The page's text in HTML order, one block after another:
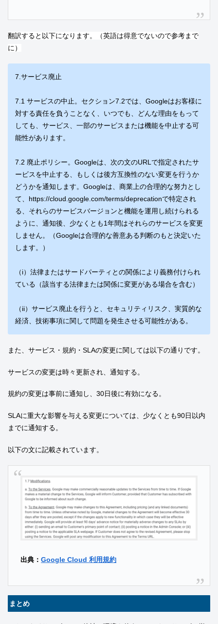
翻訳すると以下になります。（英語は得意でないので参考まで
に）
7.サービス廃止
7.1 サービスの中止。セクション7.2では、Googleはお客様に
対する責任を負うことなく、いつでも、どんな理由をもって
しても、サービス、一部のサービスまたは機能を中止する可
能性があります。
7.2 廃止ポリシー。Googleは、次の文のURLで指定されたサ
ービスを中止する、もしくは後方互換性のない変更を行うか
どうかを通知します。Googleは、商業上の合理的な努力とし
て、https://cloud.google.com/terms/deprecationで特定され
る、それらのサービスバージョンと機能を運用し続けられる
ように、通知後、少なくとも1年間はそれらのサービスを変更
しません。（Googleは合理的な善意ある判断のもと決定いた
します。）
（i）法律またはサードパーティとの関係により義務付けられ
ている（該当する法律または関係に変更がある場合を含む）
（ii）サービス廃止を行うと、セキュリティリスク、実質的な
経済、技術事項に関して問題を発生させる可能性がある。
また、サービス・規約・SLAの変更に関しては以下の通りです。
サービスの変更は時々更新され、通知する。
規約の変更は事前に通知し、30日後に有効になる。
SLAに重大な影響を与える変更については、少なくとも90日以内
までに通知する。
以下の文に記載されています。
出典：Google Cloud 利用規約
まとめ